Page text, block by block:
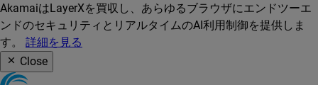
AkamaiはLayerXを買収し、あらゆるブラウザにエンドツーエ
ンドのセキュリティとリアルタイムのAI利用制御を提供しま
す。 詳細を見る
Close